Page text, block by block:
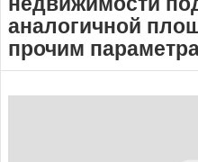
аналогичной
прочим